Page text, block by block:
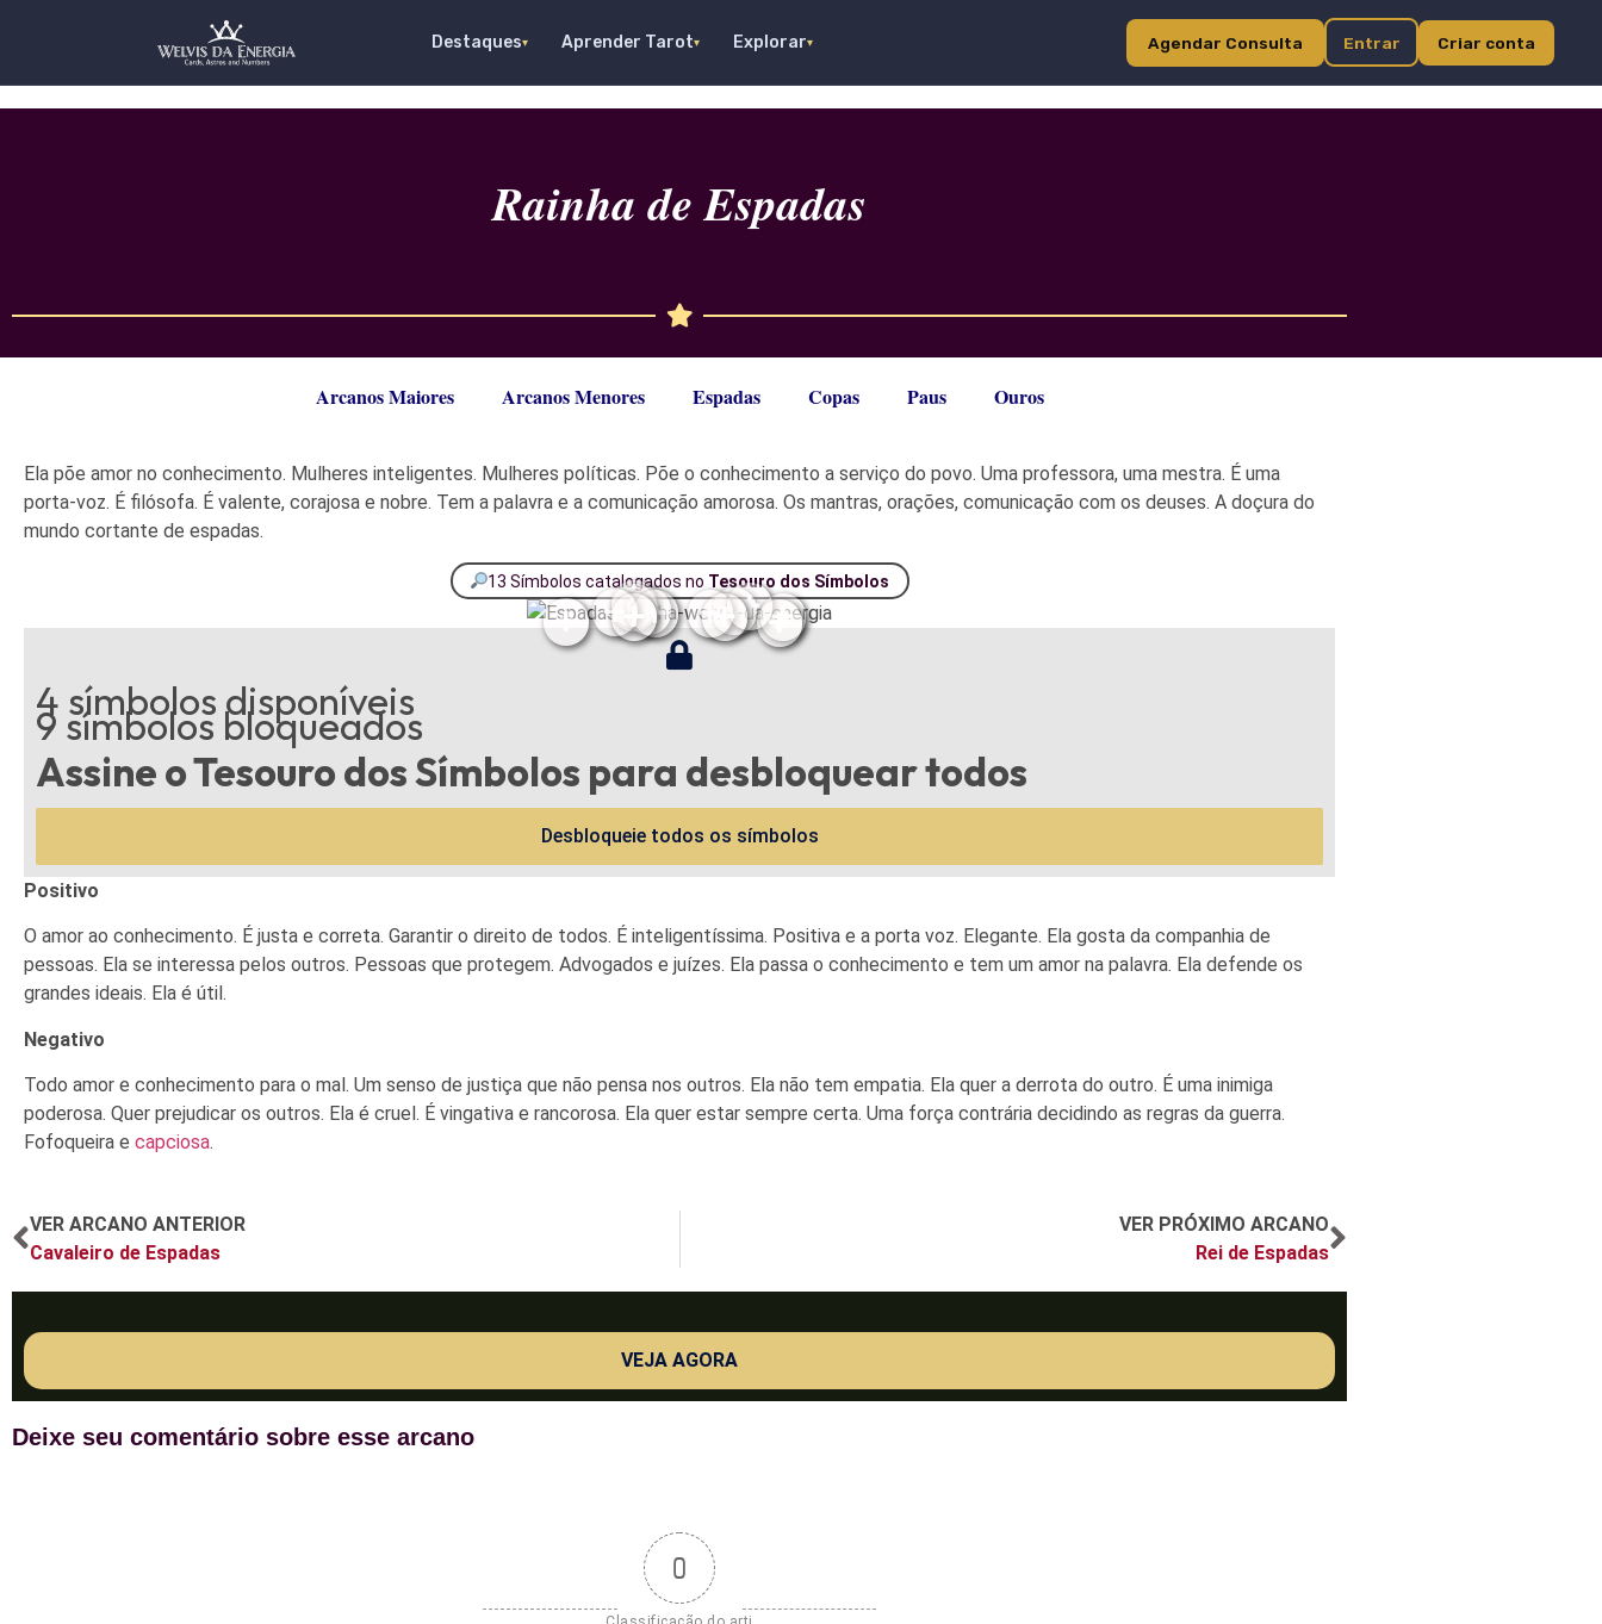
Destaques▾ Aprender Tarot▾ Explorar▾ Agendar Consulta Entrar Criar conta
Rainha de Espadas
Arcanos Maiores Arcanos Menores Espadas Copas Paus Ouros
Ela põe amor no conhecimento. Mulheres inteligentes. Mulheres políticas. Põe o conhecimento a serviço do povo. Uma professora, uma mestra. É uma
porta-voz. É filósofa. É valente, corajosa e nobre. Tem a palavra e a comunicação amorosa. Os mantras, orações, comunicação com os deuses. A doçura do
mundo cortante de espadas.
13 Símbolos catalogados no Tesouro dos Símbolos
4 símbolos disponíveis
9 símbolos bloqueados
Assine o Tesouro dos Símbolos para desbloquear todos
Desbloqueie todos os símbolos
Positivo
O amor ao conhecimento. É justa e correta. Garantir o direito de todos. É inteligentíssima. Positiva e a porta voz. Elegante. Ela gosta da companhia de
pessoas. Ela se interessa pelos outros. Pessoas que protegem. Advogados e juízes. Ela passa o conhecimento e tem um amor na palavra. Ela defende os
grandes ideais. Ela é útil.
Negativo
Todo amor e conhecimento para o mal. Um senso de justiça que não pensa nos outros. Ela não tem empatia. Ela quer a derrota do outro. É uma inimiga
poderosa. Quer prejudicar os outros. Ela é cruel. É vingativa e rancorosa. Ela quer estar sempre certa. Uma força contrária decidindo as regras da guerra.
Fofoqueira e capciosa.
VER ARCANO ANTERIOR
Cavaleiro de Espadas
VER PRÓXIMO ARCANO
Rei de Espadas
VEJA AGORA
Deixe seu comentário sobre esse arcano
0